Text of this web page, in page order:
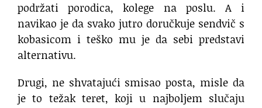
podržati porodica, kolege na poslu. A i
navikao je da svako jutro doručkuje sendvič s
kobasicom i teško mu je da sebi predstavi
alternativu.
Drugi, ne shvatajući smisao posta, misle da
je to težak teret, koji u najboljem slučaju